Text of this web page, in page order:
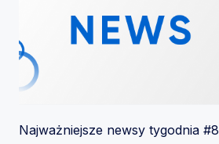
Najważniejsze newsy tygodnia #8